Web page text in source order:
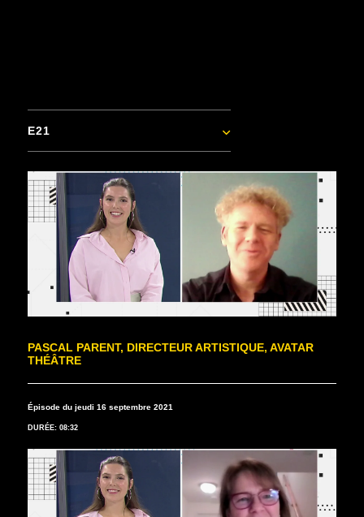
E21
PASCAL PARENT, DIRECTEUR ARTISTIQUE, AVATAR
THÉÂTRE
Épisode du jeudi 16 septembre 2021
DURÉE: 08:32